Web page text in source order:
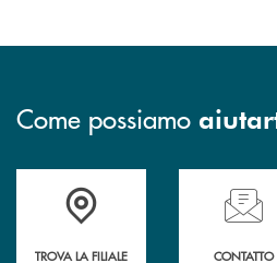
Come possiamo
Accedi all' elenco completo delle
TROVA LA FILIALE
Hai
CONTATTO